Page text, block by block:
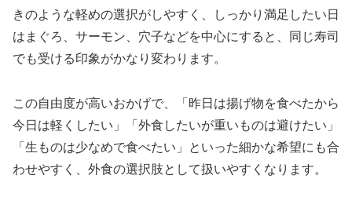
きのような軽めの選択がしやすく、しっかり満足したい日
はまぐろ、サーモン、穴子などを中心にすると、同じ寿司
でも受ける印象がかなり変わります。
この自由度が高いおかげで、「昨日は揚げ物を食べたから
今日は軽くしたい」「外食したいが重いものは避けたい」
「生ものは少なめで食べたい」といった細かな希望にも合
わせやすく、外食の選択肢として扱いやすくなります。